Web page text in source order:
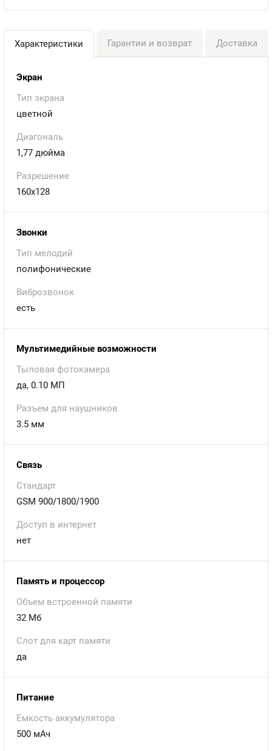
Характеристики Гарантии и возврат Доставка
Экран
Тип экрана
цветной
Диагональ
1,77 дюйма
Разрешение
160х128
Звонки
Тип мелодий
полифонические
Виброзвонок
есть
Мультимедийные возможности
Тыловая фотокамера
да, 0.10 МП
Разъем для наушников
3.5 мм
Связь
Стандарт
GSM 900/1800/1900
Доступ в интернет
нет
Память и процессор
Объем встроенной памяти
32 Мб
Слот для карт памяти
да
Питание
Емкость аккумулятора
500 мАч